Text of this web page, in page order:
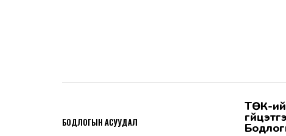
ТӨК-ийн удирдах албан тушаалтны томилгоо: ТУЗ-ийн гишүүн,
БОДЛОГЫН АСУУДАЛ